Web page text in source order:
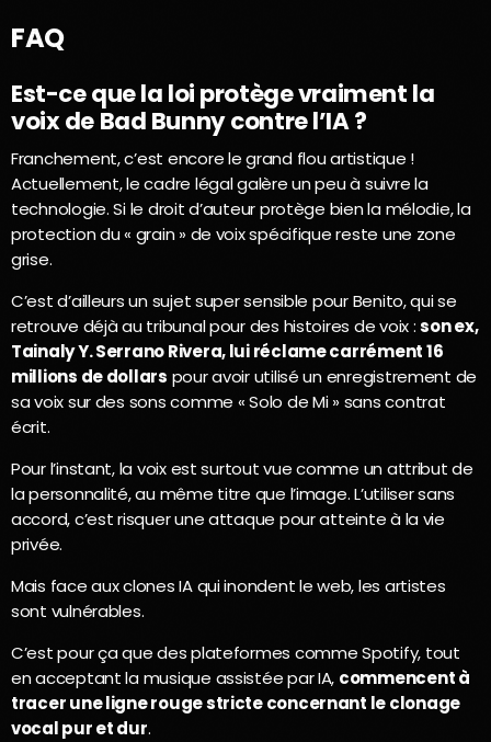
FAQ
Est-ce que la loi protège vraiment la
voix de Bad Bunny contre l’IA ?
Franchement, c’est encore le grand flou artistique !
Actuellement, le cadre légal galère un peu à suivre la
technologie. Si le droit d’auteur protège bien la mélodie, la
protection du « grain » de voix spécifique reste une zone
grise.
C’est d’ailleurs un sujet super sensible pour Benito, qui se
retrouve déjà au tribunal pour des histoires de voix :son ex,
Tainaly Y. Serrano Rivera, lui réclame carrément 16
millions de dollars pour avoir utilisé un enregistrement de
sa voix sur des sons comme « Solo de Mi » sans contrat
écrit.
Pour l’instant, la voix est surtout vue comme un attribut de
la personnalité, au même titre que l’image. L’utiliser sans
accord, c’est risquer une attaque pour atteinte à la vie
privée.
Mais face aux clones IA qui inondent le web, les artistes
sont vulnérables.
C’est pour ça que des plateformes comme Spotify, tout
en acceptant la musique assistée par IA, commencent à
tracer une ligne rouge stricte concernant le clonage
vocal pur et dur.